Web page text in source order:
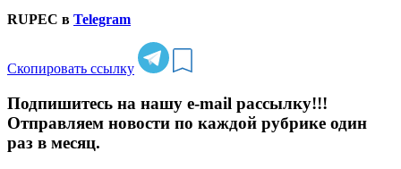
RUPEC в Telegram
Скопировать ссылку
Подпишитесь на нашу e-mail рассылку!!!
Отправляем новости по каждой рубрике один
раз в месяц.